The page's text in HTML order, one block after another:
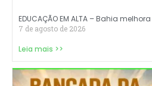
EDUCAÇÃO EM ALTA – Bahia
7 de agosto de 2026
Leia mais >>